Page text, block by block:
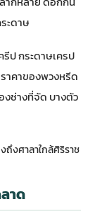
ะดาษ
ป กระดาษเครป
าคาของพวงหรีด
งช่างที่จัด บางตัว
งศาลาใกล้ศิริราช
าด